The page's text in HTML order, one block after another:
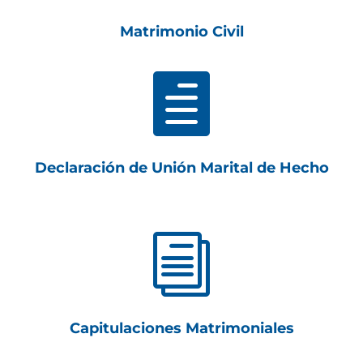
Matrimonio Civil

Declaración de Unión Marital de Hecho
i
Capitulaciones Matrimoniales